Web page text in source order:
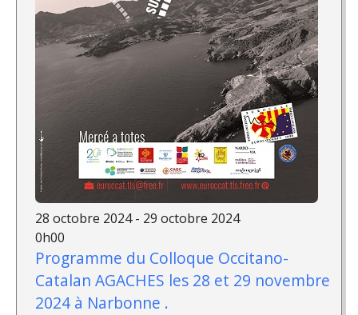
28 octobre 2024 - 29 octobre 2024
0h00
Programme du Colloque Occitano-
Catalan AGACHES les 28 et 29 novembre
2024 à Narbonne .